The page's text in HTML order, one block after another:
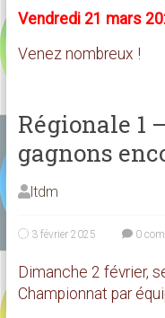
Vendredi 21 mars
Venez nombreux !
Régionale 1
gagnons
ltdm
3 février 2025 0
Dimanche 2 février,
Championnat par